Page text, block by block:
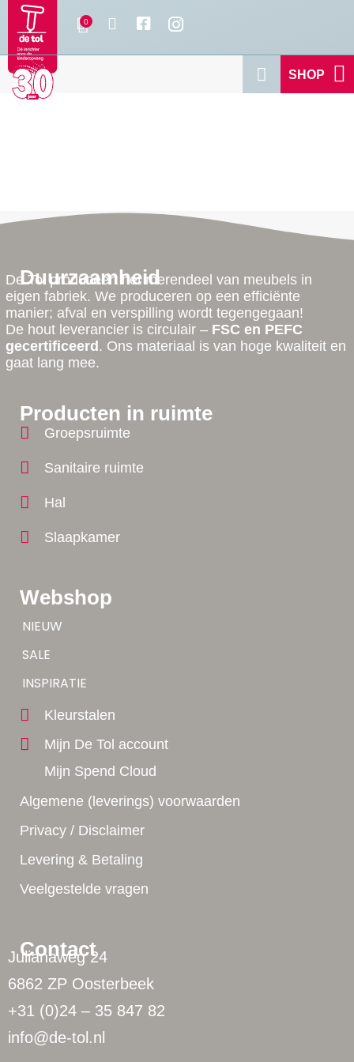
SHOP
Contact
Julianaweg 24
6862 ZP Oosterbeek
+31 (0)24 – 35 847 82
info@de-tol.nl
Webshop
NIEUW
SALE
INSPIRATIE
Kleurstalen
Mijn De Tol account
Mijn Spend Cloud
Algemene (leverings) voorwaarden
Privacy / Disclaimer
Levering & Betaling
Veelgestelde vragen
Producten in ruimte
Groepsruimte
Sanitaire ruimte
Hal
Slaapkamer
Duurzaamheid
De Tol produceert het merendeel van meubels in
eigen fabriek. We produceren op een efficiënte
manier; afval en verspilling wordt tegengegaan!
De hout leverancier is circulair – FSC en PEFC
gecertificeerd . Ons materiaal is van hoge kwaliteit en
gaat lang mee.